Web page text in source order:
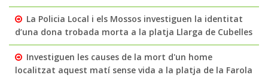
La Policia Local i els Mossos investiguen la identitat
d’una dona trobada morta a la platja Llarga de Cubelles
Investiguen les causes de la mort d'un home
localitzat aquest matí sense vida a la platja de la Farola